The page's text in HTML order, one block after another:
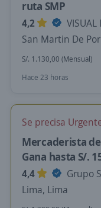
ruta SMP
4,2
VISUAL
San Martin De
S/. 1.130,00 (Mensual)
Hace 23 horas
Se precisa
Mercaderista
Gana hasta S/.
4,4
Grupo
Lima, Lima